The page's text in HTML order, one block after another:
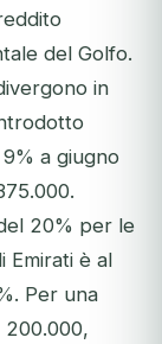
del Golfo.
in
a giugno
20% per le
Emirati è al
Per una
200.000,